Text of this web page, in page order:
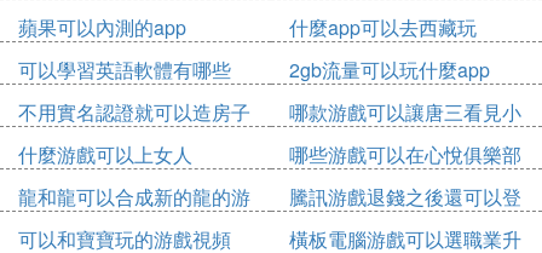
會跳舞的線。
如果找不到，可以先下載tap tap，再下載這個游戲。
請採納。
『陸』 一個游戲能換皮膚點一下還可以拐
彎那是什麼游戲￼
游戲換皮膚是需要一定的拐彎程度，而且還有就是金
其他游戲嗎
蘋果可以內測的app
什麼app可以去西藏玩
可以學習英語軟體有哪些
app
2gb流量可以玩什麼app
不用實名認證就可以造房子
的游戲
哪款游戲可以讓唐三看見小
舞身材
什麼游戲可以上女人
哪些游戲可以在心悅俱樂部
出售
龍和龍可以合成新的龍的游
戲
騰訊游戲退錢之後還可以登
錄游戲嗎
可以和寶寶玩的游戲視頻 橫板電腦游戲可以選職業升